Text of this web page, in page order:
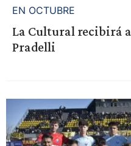
EN OCTUBRE
La Cultural recibirá
Pradelli